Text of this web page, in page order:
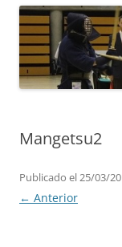
Mangetsu2
Publicado el25/03/
← Anterior